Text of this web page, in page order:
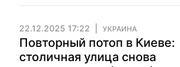
22.12.2025 17:22 УКРАИНА
Повторный потоп в Киеве:
столичная улица снова